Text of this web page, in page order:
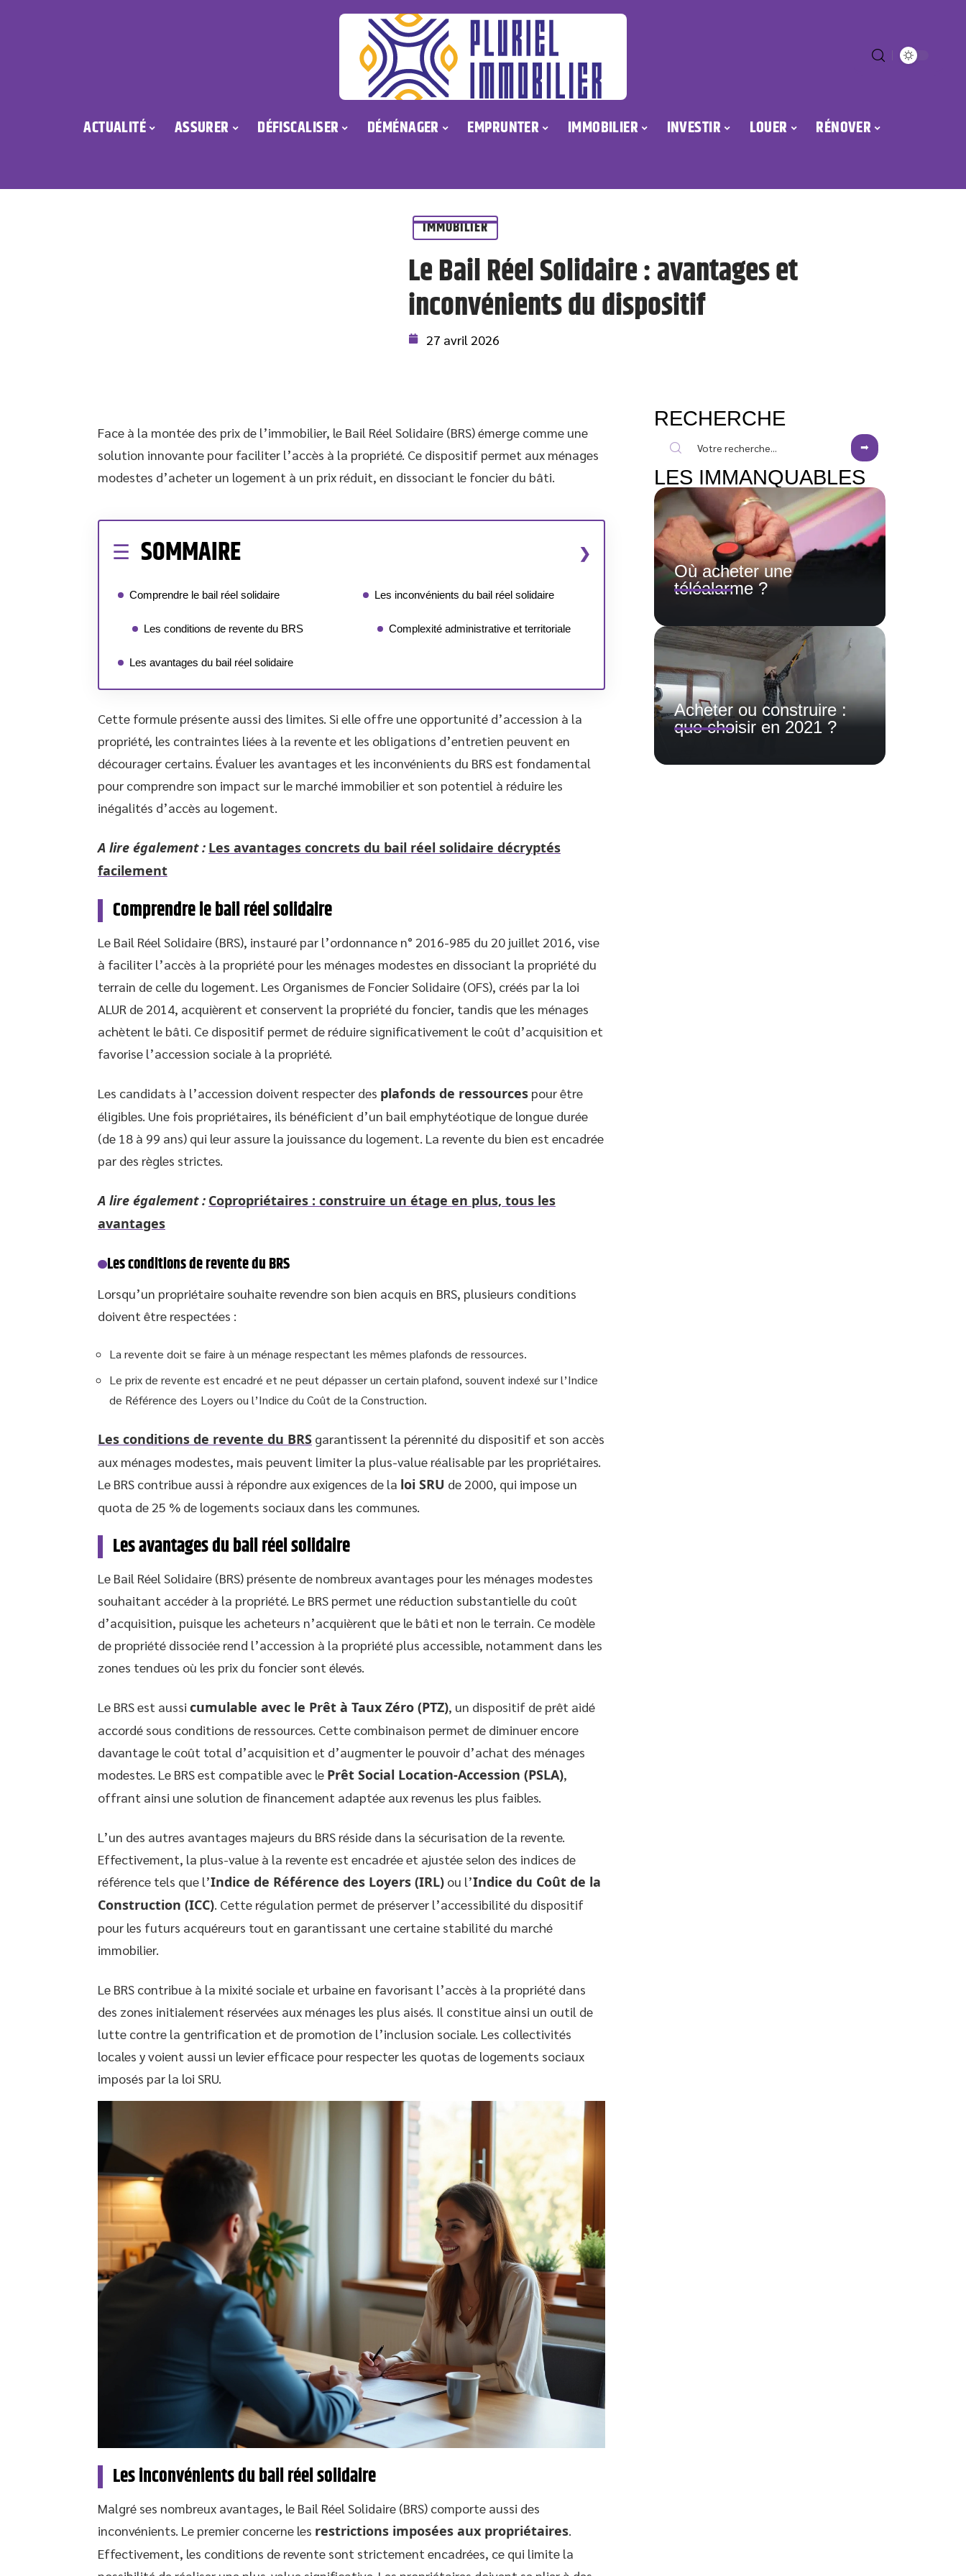
ACTUALITÉ ASSURER DÉFISCALISER DÉMÉNAGER EMPRUNTER IMMOBILIER INVESTIR LOUER RÉNOVER
IMMOBILIER
Le Bail Réel Solidaire : avantages et
inconvénients du dispositif
27 avril 2026
Face à la montée des prix de l’immobilier, le Bail Réel Solidaire (BRS) émerge comme une
solution innovante pour faciliter l’accès à la propriété. Ce dispositif permet aux ménages
modestes d’acheter un logement à un prix réduit, en dissociant le foncier du bâti.
SOMMAIRE
Comprendre le bail réel solidaire
Les conditions de revente du BRS
Les avantages du bail réel solidaire
Les inconvénients du bail réel solidaire
Complexité administrative et territoriale
Cette formule présente aussi des limites. Si elle offre une opportunité d’accession à la
propriété, les contraintes liées à la revente et les obligations d’entretien peuvent en
décourager certains. Évaluer les avantages et les inconvénients du BRS est fondamental
pour comprendre son impact sur le marché immobilier et son potentiel à réduire les
inégalités d’accès au logement.
A lire également : Les avantages concrets du bail réel solidaire décryptés
facilement
Comprendre le bail réel solidaire
Le Bail Réel Solidaire (BRS), instauré par l’ordonnance n° 2016-985 du 20 juillet 2016, vise
à faciliter l’accès à la propriété pour les ménages modestes en dissociant la propriété du
terrain de celle du logement. Les Organismes de Foncier Solidaire (OFS), créés par la loi
ALUR de 2014, acquièrent et conservent la propriété du foncier, tandis que les ménages
achètent le bâti. Ce dispositif permet de réduire significativement le coût d’acquisition et
favorise l’accession sociale à la propriété.
Les candidats à l’accession doivent respecter des plafonds de ressources pour être
éligibles. Une fois propriétaires, ils bénéficient d’un bail emphytéotique de longue durée
(de 18 à 99 ans) qui leur assure la jouissance du logement. La revente du bien est encadrée
par des règles strictes.
A lire également : Copropriétaires : construire un étage en plus, tous les
avantages
Les conditions de revente du BRS
Lorsqu’un propriétaire souhaite revendre son bien acquis en BRS, plusieurs conditions
doivent être respectées :
La revente doit se faire à un ménage respectant les mêmes plafonds de ressources.
Le prix de revente est encadré et ne peut dépasser un certain plafond, souvent indexé sur l’Indice
de Référence des Loyers ou l’Indice du Coût de la Construction.
Les conditions de revente du BRS garantissent la pérennité du dispositif et son accès
aux ménages modestes, mais peuvent limiter la plus-value réalisable par les propriétaires.
Le BRS contribue aussi à répondre aux exigences de la loi SRU de 2000, qui impose un
quota de 25 % de logements sociaux dans les communes.
Les avantages du bail réel solidaire
Le Bail Réel Solidaire (BRS) présente de nombreux avantages pour les ménages modestes
souhaitant accéder à la propriété. Le BRS permet une réduction substantielle du coût
d’acquisition, puisque les acheteurs n’acquièrent que le bâti et non le terrain. Ce modèle
de propriété dissociée rend l’accession à la propriété plus accessible, notamment dans les
zones tendues où les prix du foncier sont élevés.
Le BRS est aussi cumulable avec le Prêt à Taux Zéro (PTZ), un dispositif de prêt aidé
accordé sous conditions de ressources. Cette combinaison permet de diminuer encore
davantage le coût total d’acquisition et d’augmenter le pouvoir d’achat des ménages
modestes. Le BRS est compatible avec le Prêt Social Location-Accession (PSLA),
offrant ainsi une solution de financement adaptée aux revenus les plus faibles.
L’un des autres avantages majeurs du BRS réside dans la sécurisation de la revente.
Effectivement, la plus-value à la revente est encadrée et ajustée selon des indices de
référence tels que l’Indice de Référence des Loyers (IRL) ou l’Indice du Coût de la
Construction (ICC). Cette régulation permet de préserver l’accessibilité du dispositif
pour les futurs acquéreurs tout en garantissant une certaine stabilité du marché
immobilier.
Le BRS contribue à la mixité sociale et urbaine en favorisant l’accès à la propriété dans
des zones initialement réservées aux ménages les plus aisés. Il constitue ainsi un outil de
lutte contre la gentrification et de promotion de l’inclusion sociale. Les collectivités
locales y voient aussi un levier efficace pour respecter les quotas de logements sociaux
imposés par la loi SRU.
Les inconvénients du bail réel solidaire
Malgré ses nombreux avantages, le Bail Réel Solidaire (BRS) comporte aussi des
inconvénients. Le premier concerne les restrictions imposées aux propriétaires.
Effectivement, les conditions de revente sont strictement encadrées, ce qui limite la
RECHERCHE
LES IMMANQUABLES
Où acheter une
téléalarme ?
Acheter ou construire :
que choisir en 2021 ?